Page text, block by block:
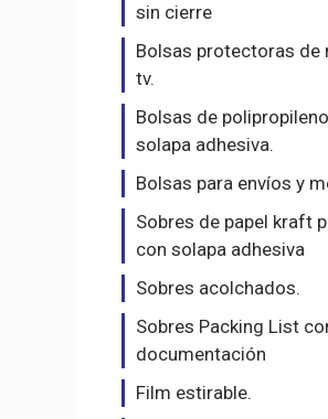
sin cierre
Bolsas protectoras de
tv.
Bolsas de
solapa adhesiva.
Bolsas para envíos y
Sobres de papel kraft
con solapa adhesiva
Sobres acolchados.
Sobres Packing List
documentación
Film estirable.